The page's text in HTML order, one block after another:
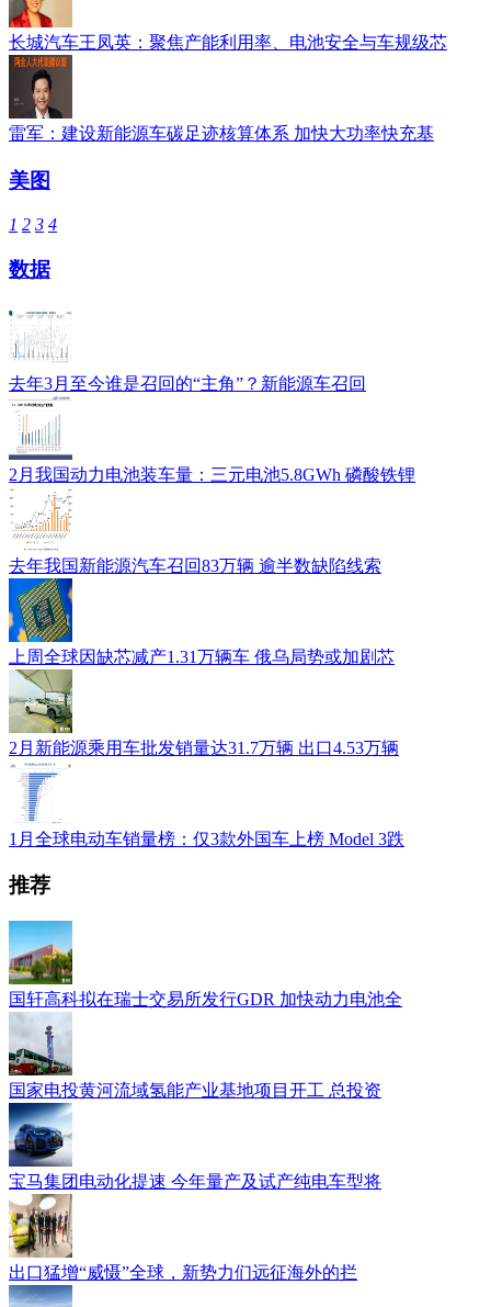
长城汽车王凤英：聚焦产能利用率、电池安全与车规级芯
雷军：建设新能源车碳足迹核算体系 加快大功率快充基
美图
1 2 3 4
数据
去年3月至今谁是召回的“主角”？新能源车召回
2月我国动力电池装车量：三元电池5.8GWh 磷酸铁锂
去年我国新能源汽车召回83万辆 逾半数缺陷线索
上周全球因缺芯减产1.31万辆车 俄乌局势或加剧芯
2月新能源乘用车批发销量达31.7万辆 出口4.53万辆
1月全球电动车销量榜：仅3款外国车上榜 Model 3跌
推荐
国轩高科拟在瑞士交易所发行GDR 加快动力电池全
国家电投黄河流域氢能产业基地项目开工 总投资
宝马集团电动化提速 今年量产及试产纯电车型将
出口猛增“威慑”全球，新势力们远征海外的拦